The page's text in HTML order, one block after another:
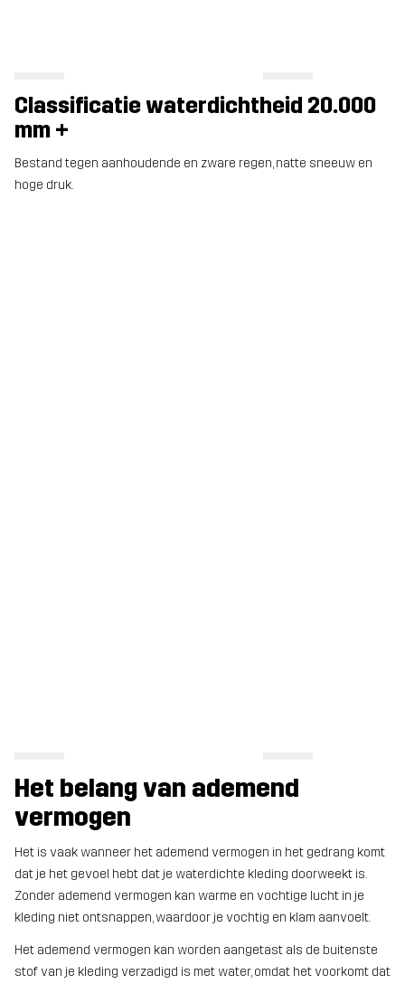
Classificatie waterdichtheid 20.000
mm +
Bestand tegen aanhoudende en zware regen, natte sneeuw en
hoge druk.
Het belang van ademend
vermogen
Het is vaak wanneer het ademend vermogen in het gedrang komt
dat je het gevoel hebt dat je waterdichte kleding doorweekt is.
Zonder ademend vermogen kan warme en vochtige lucht in je
kleding niet ontsnappen, waardoor je vochtig en klam aanvoelt.
Het ademend vermogen kan worden aangetast als de buitenste
stof van je kleding verzadigd is met water, omdat het voorkomt dat